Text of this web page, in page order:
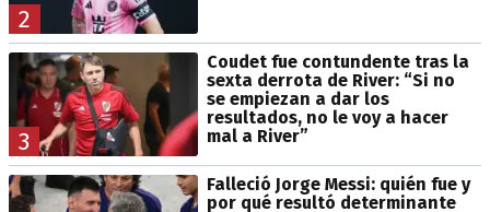
2
3
Coudet fue contundente tras la
sexta derrota de River: “Si no
se empiezan a dar los
resultados, no le voy a hacer
mal a River”
Falleció Jorge Messi: quién fue y
por qué resultó determinante